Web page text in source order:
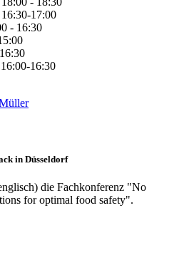
17:00
- 16:30
16:30
in Düsseldorf
die Fachkonferenz "No
for optimal food safety".